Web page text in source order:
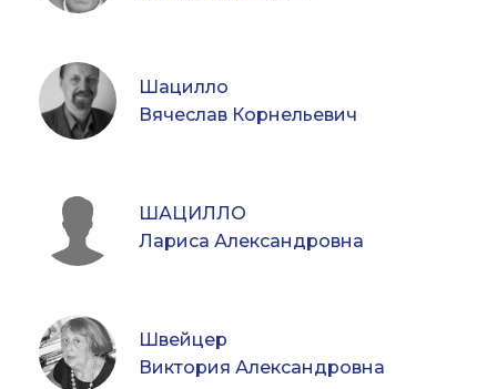
Шацилло
Вячеслав Корнельевич
ШАЦИЛЛО
Лариса Александровна
Швейцер
Виктория Александровна